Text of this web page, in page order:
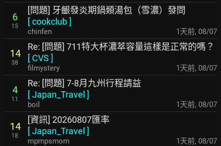
6
15
[問題] 牙齦發炎期鍋類湯包（雪濃）發問
[cookclub]
chinfen 1天前, 08/07
14
38
Re: [問題] 711特大杯濃萃容量這樣是正常的嗎？
[ CVS ]
filmystery 1天前, 08/07
4
11
Re: [問題] 7-8月九州行程請益
[Japan_Travel ]
boil 1天前, 08/07
14
18
[資訊] 20260807匯率
[Japan_Travel ]
mpmpsmom 1天前, 08/07